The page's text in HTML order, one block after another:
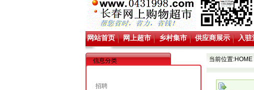
网站首页 网上超市 乡村集市 供应商展示 入驻
信息分类
招聘
当前位置:HOME